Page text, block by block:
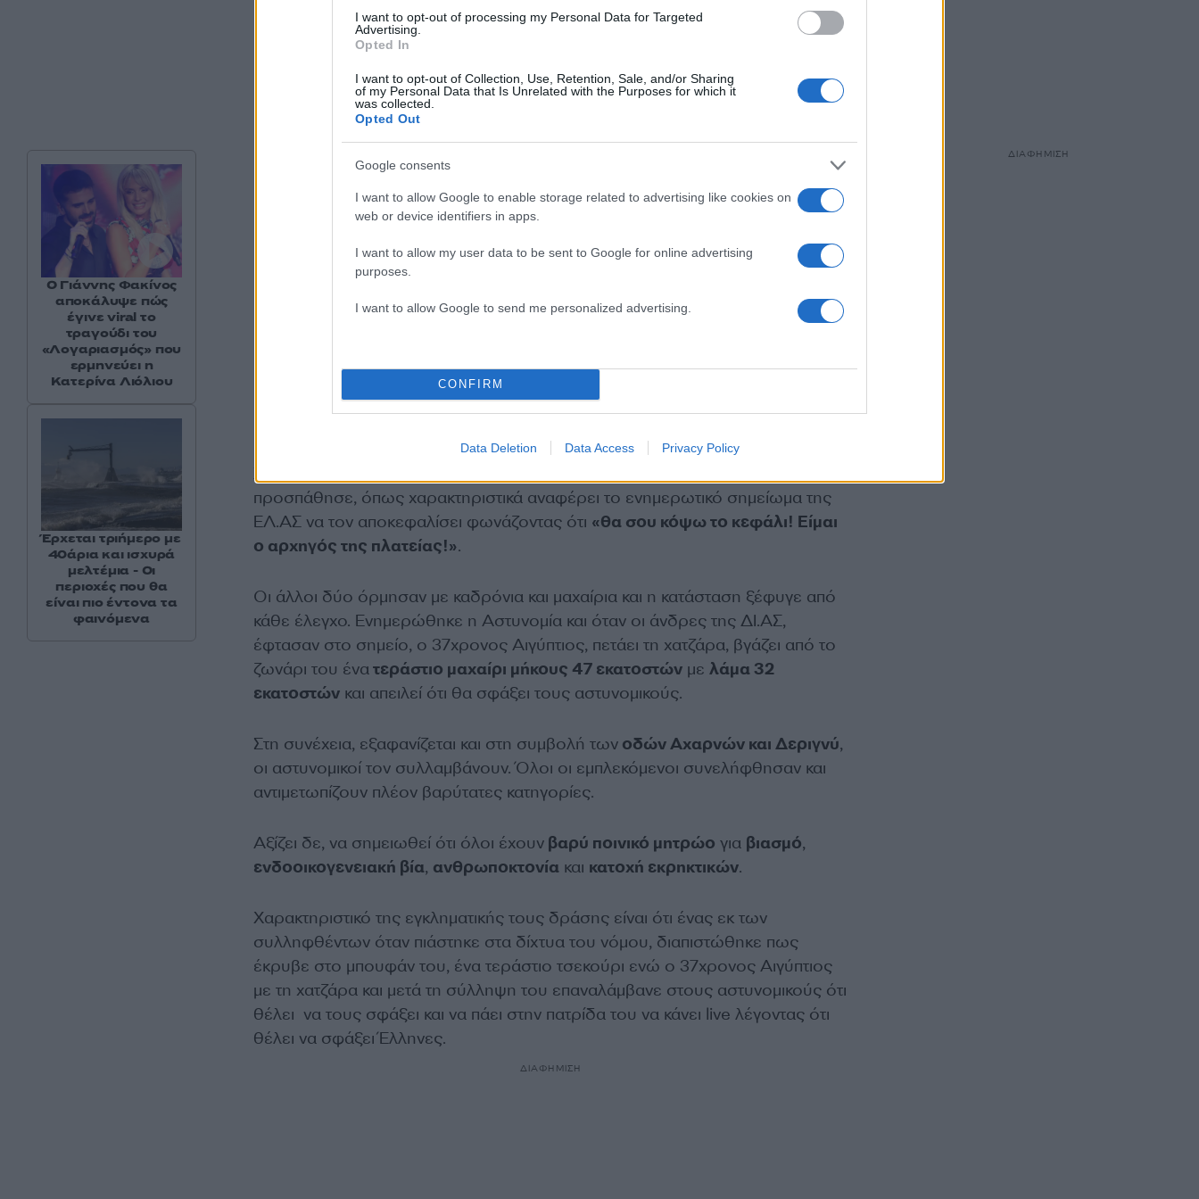
I want to opt-out of processing my Personal Data for Targeted
Advertising.
Opted In
I want to opt-out of Collection, Use, Retention, Sale, and/or Sharing
of my Personal Data that Is Unrelated with the Purposes for which it
was collected.
Opted Out
Google consents
I want to allow Google to enable storage related to advertising like cookies on
web or device identifiers in apps.
I want to allow my user data to be sent to Google for online advertising
purposes.
I want to allow Google to send me personalized advertising.
CONFIRM
Data Deletion Data Access Privacy Policy
Ξαφνικά, ο 37χρονος Αιγύπτιος, βγάζει από το μπουφάν του μια χατζάρα και
προσπάθησε, όπως χαρακτηριστικά αναφέρει το ενημερωτικό σημείωμα της
ΕΛ.ΑΣ να τον αποκεφαλίσει φωνάζοντας ότι «θα σου κόψω το κεφάλι! Είμαι
ο αρχηγός της πλατείας!».
Οι άλλοι δύο όρμησαν με καδρόνια και μαχαίρια και η κατάσταση ξέφυγε από
κάθε έλεγχο. Ενημερώθηκε η Αστυνομία και όταν οι άνδρες της ΔΙ.ΑΣ,
έφτασαν στο σημείο, ο 37χρονος Αιγύπτιος, πετάει τη χατζάρα, βγάζει από το
ζωνάρι του ένατεράστιο μαχαίρι μήκους 47 εκατοστώνμε λάμα 32
εκατοστώνκαι απειλεί ότι θα σφάξει τους αστυνομικούς.
Στη συνέχεια, εξαφανίζεται και στη συμβολή τωνοδών Αχαρνών και Δεριγνύ,
οι αστυνομικοί τον συλλαμβάνουν. Όλοι οι εμπλεκόμενοι συνελήφθησαν και
αντιμετωπίζουν πλέον βαρύτατες κατηγορίες.
Αξίζει δε, να σημειωθεί ότι όλοι έχουνβαρύ ποινικό μητρώο για βιασμό,
ενδοοικογενειακή βία, ανθρωποκτονίακαι κατοχή εκρηκτικών.
Χαρακτηριστικό της εγκληματικής τους δράσης είναι ότι ένας εκ των
συλληφθέντων όταν πιάστηκε στα δίχτυα του νόμου, διαπιστώθηκε πως
έκρυβε στο μπουφάν του, ένα τεράστιο τσεκούρι ενώ ο 37χρονος Αιγύπτιος
με τη χατζάρα και μετά τη σύλληψη του επαναλάμβανε στους αστυνομικούς ότι
θέλει να τους σφάξει και να πάει στην πατρίδα του να κάνει live λέγοντας ότι
θέλει να σφάξει Έλληνες.
ΔΙΑΦΗΜΙΣΗ
Ο Γιάννης Φακίνος
αποκάλυψε πώς
έγινε viral το
τραγούδι του
«Λογαριασμός» που
ερμηνεύει η
Κατερίνα Λιόλιου
Έρχεται τριήμερο με
40άρια και ισχυρά
μελτέμια - Οι
περιοχές που θα
είναι πιο έντονα τα
φαινόμενα
ΔΙΑΦΗΜΙΣΗ